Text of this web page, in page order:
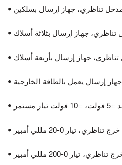
مدخل تناظري، جهاز إرسال بسلكين
تناظري، جهاز إرسال بثلاثة أسلاك
تناظري، جهاز إرسال بأربعة أسلاك
إرسال يعمل بالطاقة الخارجية
مستمر
• خرج تناظري، تيار 0-20 مللي أمبير
تناظري، تيار 0-200 مللي أمبير